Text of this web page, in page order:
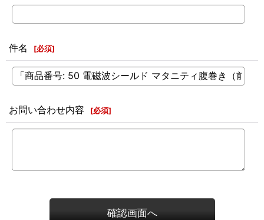
件名 [必須]
お問い合わせ内容 [必須]
確認画面へ